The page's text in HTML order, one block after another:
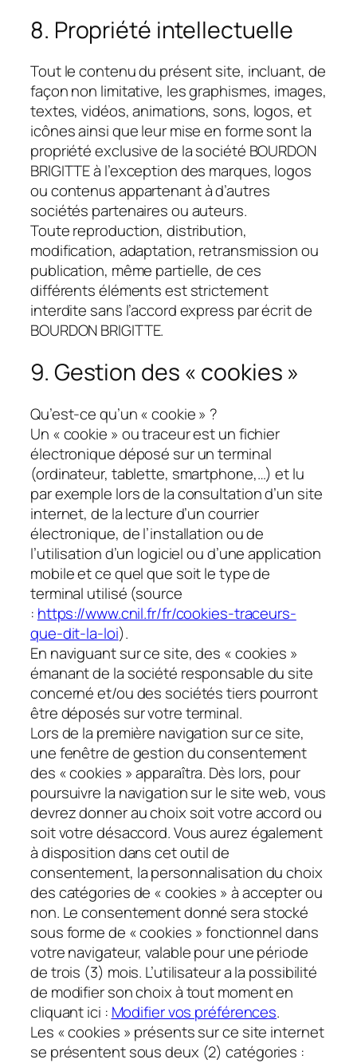
8. Propriété intellectuelle
Tout le contenu du présent site, incluant, de
façon non limitative, les graphismes, images,
textes, vidéos, animations, sons, logos, et
icônes ainsi que leur mise en forme sont la
propriété exclusive de la société BOURDON
BRIGITTE à l’exception des marques, logos
ou contenus appartenant à d’autres
sociétés partenaires ou auteurs.
Toute reproduction, distribution,
modification, adaptation, retransmission ou
publication, même partielle, de ces
différents éléments est strictement
interdite sans l’accord express par écrit de
BOURDON BRIGITTE.
9. Gestion des « cookies »
Qu’est-ce qu’un « cookie » ?
Un « cookie » ou traceur est un fichier
électronique déposé sur un terminal
(ordinateur, tablette, smartphone,…) et lu
par exemple lors de la consultation d’un site
internet, de la lecture d’un courrier
électronique, de l’installation ou de
l’utilisation d’un logiciel ou d’une application
mobile et ce quel que soit le type de
terminal utilisé (source
: https://www.cnil.fr/fr/cookies-traceurs-
que-dit-la-loi).
En naviguant sur ce site, des « cookies »
émanant de la société responsable du site
concerné et/ou des sociétés tiers pourront
être déposés sur votre terminal.
Lors de la première navigation sur ce site,
une fenêtre de gestion du consentement
des « cookies » apparaîtra. Dès lors, pour
poursuivre la navigation sur le site web, vous
devrez donner au choix soit votre accord ou
soit votre désaccord. Vous aurez également
à disposition dans cet outil de
consentement, la personnalisation du choix
des catégories de « cookies » à accepter ou
non. Le consentement donné sera stocké
sous forme de « cookies » fonctionnel dans
votre navigateur, valable pour une période
de trois (3) mois. L’utilisateur a la possibilité
de modifier son choix à tout moment en
cliquant ici : Modifier vos préférences.
Les « cookies » présents sur ce site internet
se présentent sous deux (2) catégories :